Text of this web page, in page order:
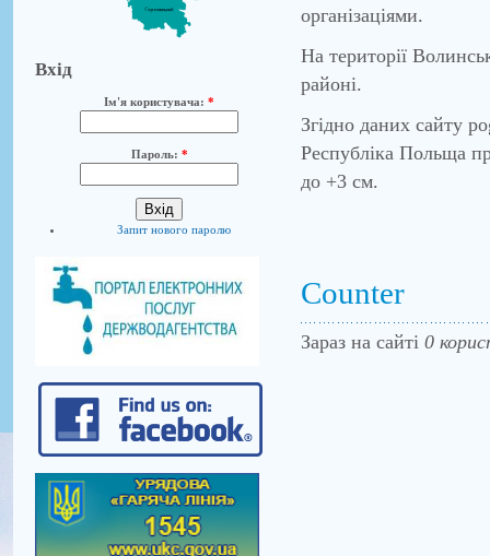
Вхід
Ім'я користувача: *
Пароль: *
Запит нового паролю
організаціями.
На території
районі.
Згідно даних сайту
Республіка Польща
до +3 см.
Counter
Зараз на сайті 0